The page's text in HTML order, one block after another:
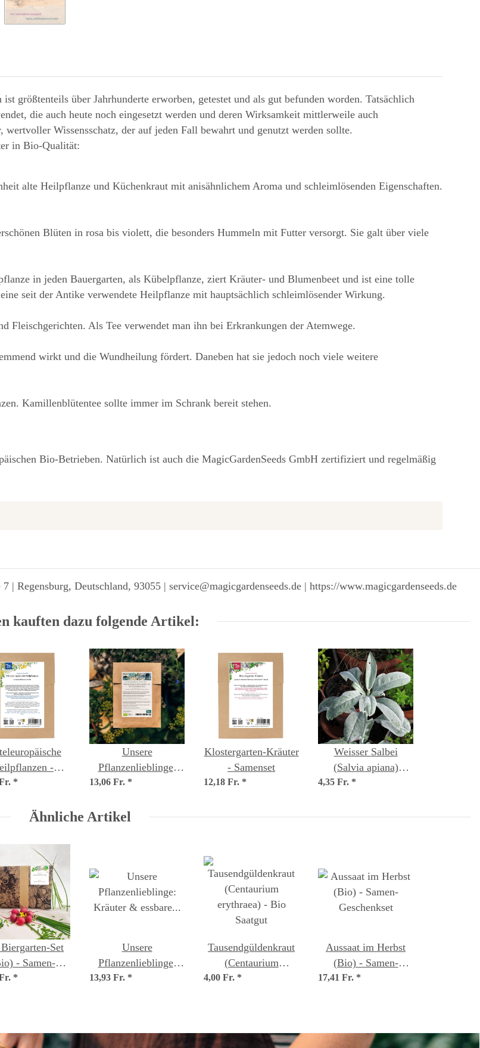
größtenteils über Jahrhunderte erworben, getestet und als gut befunden worden. Tatsächlich
die auch heute noch eingesetzt werden und deren Wirksamkeit mittlerweile auch
Wissensschatz, der auf jeden Fall bewahrt und genutzt werden sollte.
in Bio-Qualität:
alte Heilpflanze und Küchenkraut mit anisähnlichem Aroma und schleimlösenden Eigenschaften.
Blüten in rosa bis violett, die besonders Hummeln mit Futter versorgt. Sie galt über viele
in jeden Bauergarten, als Kübelpflanze, ziert Kräuter- und Blumenbeet und ist eine tolle
seit der Antike verwendete Heilpflanze mit hauptsächlich schleimlösender Wirkung.
Fleischgerichten. Als Tee verwendet man ihn bei Erkrankungen der Atemwege.
wirkt und die Wundheilung fördert. Daneben hat sie jedoch noch viele weitere
Kamillenblütentee sollte immer im Schrank bereit stehen.
Bio-Betrieben. Natürlich ist auch die MagicGardenSeeds GmbH zertifiziert und regelmäßig
Regensburg, Deutschland, 93055 | service@magicgardenseeds.de | https://www.magicgardenseeds.de
kauften dazu folgende Artikel:
-
Samenset
*
Unsere
Pflanzenlieblinge:
Heilpflanzen &
Heilkundige (Bio) -
13,06 Fr. *
Klostergarten-Kräuter
- Samenset
12,18 Fr. *
Weisser Salbei
(Salvia apiana)
Samen
4,35 Fr. *
Ähnliche Artikel
Set
- Samen-
*
Unsere
Pflanzenlieblinge:
Kräuter & essbare
13,93 Fr. *
Tausendgüldenkraut
(Centaurium
erythraea) - Bio
4,00 Fr. *
Aussaat im Herbst
(Bio) - Samen-
Geschenkset
17,41 Fr. *